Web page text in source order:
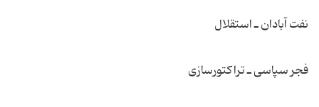
نفت آبادان ـ استقلال
فجر سپاسی ـ تراكتورسازی